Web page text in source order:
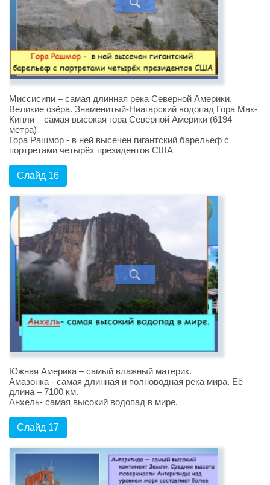
Миссисипи – самая длинная река Северной Америки.
Великие озёра. Знаменитый-Ниагарский водопад Гора Мак-
Кинли – самая высокая гора Северной Америки (6194
метра)
Гора Рашмор - в ней высечен гигантский барельеф с
портретами четырёх президентов США
Слайд 16
Южная Америка – самый влажный материк.
Амазонка - самая длинная и полноводная река мира. Её
длина – 7100 км.
Анхель- самая высокий водопад в мире.
Слайд 17